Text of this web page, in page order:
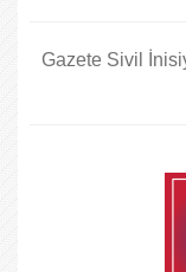
Gazete Sivil